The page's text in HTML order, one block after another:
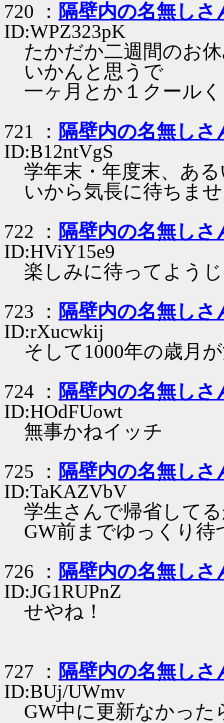
720 ： 隔壁内の名無しさ
ID:WPZ323pK
たかだか二週間のお
いかんと思うで
一ヶ月とか１クール
721 ： 隔壁内の名無しさ
ID:B12ntVgS
学年末・年度末、あ
いから気長に待ちま
722 ： 隔壁内の名無しさ
ID:HViY15e9
楽しみに待ってよう
723 ： 隔壁内の名無しさ
ID:rXucwkij
そして1000年の歳月
724 ： 隔壁内の名無しさ
ID:HOdFUowt
無事かねイッチ
725 ： 隔壁内の名無しさ
ID:TaKAZVbV
学生さんで帰省して
GW前までゆっくり
726 ： 隔壁内の名無しさ
ID:JG1RUPnZ
せやね！
727 ： 隔壁内の名無しさ
ID:BUj/UWmv
GW中に更新なかった